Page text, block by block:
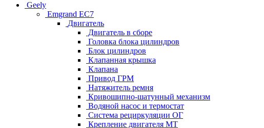
Geely
Emgrand EC7
Двигатель
Двигатель в сборе
Головка блока цилиндров
Блок цилиндров
Клапанная крышка
Клапана
Привод ГРМ
Натяжитель ремня
Кривошипно-шатунный механизм
Водяной насос и термостат
Система рециркуляции ОГ
Крепление двигателя MT